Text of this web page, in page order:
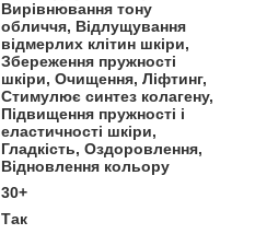
Вирівнювання тону
обличчя, Відлущування
відмерлих клітин шкіри,
Збереження пружності
шкіри, Очищення, Ліфтинг,
Стимулює синтез колагену,
Підвищення пружності і
еластичності шкіри,
Гладкість, Оздоровлення,
Відновлення кольору
30+
Так